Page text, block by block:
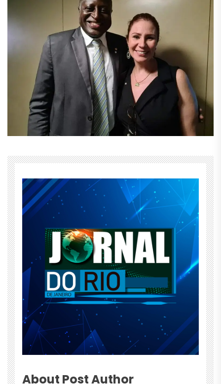
About Post Author